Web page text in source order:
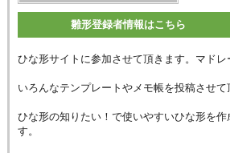
雛形登録者情報はこちら
ひな形サイトに参加させて頂きます。マドレ
いろんなテンプレートやメモ帳を投稿させて
ひな形の知りたい！で使いやすいひな形を作
す。